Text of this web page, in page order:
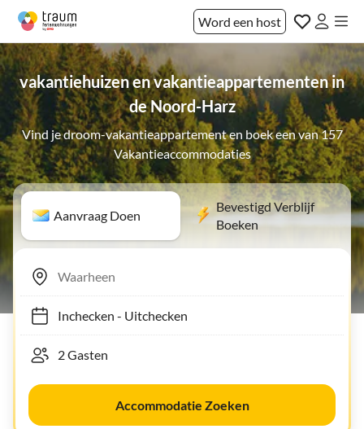
Word een host
vakantiehuizen en vakantieappartementen in
de Noord-Harz
Vind je droom-vakantieappartement en boek een van 157
Vakantieaccommodaties
Aanvraag Doen
Bevestigd Verblijf
Boeken
Inchecken- Uitchecken
Accommodatie Zoeken